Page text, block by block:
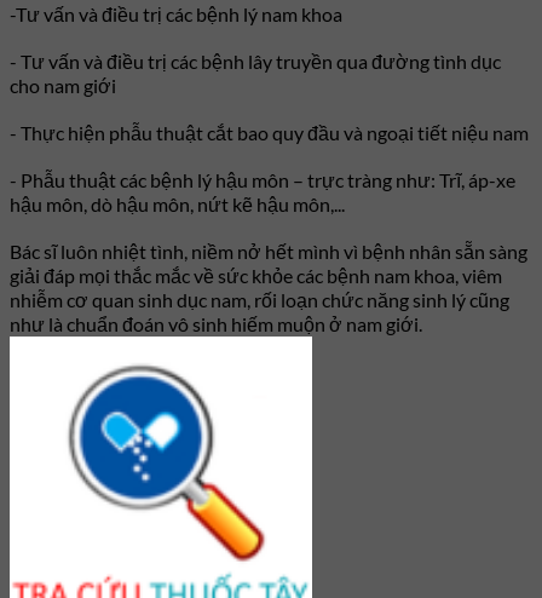
-Tư vấn và điều trị các bệnh lý nam khoa
- Tư vấn và điều trị các bệnh lây truyền qua đường tình dục
cho nam giới
- Thực hiện phẫu thuật cắt bao quy đầu và ngoại tiết niệu nam
- Phẫu thuật các bệnh lý hậu môn – trực tràng như: Trĩ, áp-xe
hậu môn, dò hậu môn, nứt kẽ hậu môn,...
Bác sĩ luôn nhiệt tình, niềm nở hết mình vì bệnh nhân sẵn sàng
giải đáp mọi thắc mắc về sức khỏe các bệnh nam khoa, viêm
nhiễm cơ quan sinh dục nam, rối loạn chức năng sinh lý cũng
như là chuẩn đoán vô sinh hiếm muộn ở nam giới.